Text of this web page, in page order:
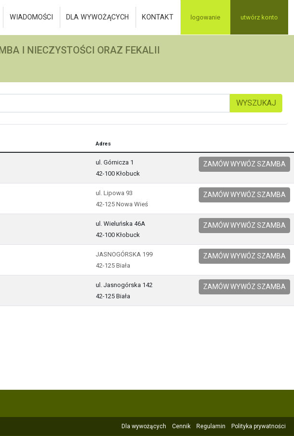
WIADOMOŚCI DLA WYWOŻĄCYCH KONTAKT logowanie utwórz konto
I NIECZYSTOŚCI ORAZ FEKALII
WYSZUKAJ
Adres
ul. Górnicza 1
42-100 Kłobuck
ZAMÓW WYWÓZ SZAMBA
ul. Lipowa 93
42-125 Nowa Wieś
ZAMÓW WYWÓZ SZAMBA
ul. Wieluńska 46A
42-100 Kłobuck
ZAMÓW WYWÓZ SZAMBA
JASNOGÓRSKA 199
42-125 Biała
ZAMÓW WYWÓZ SZAMBA
ul. Jasnogórska 142
42-125 Biała
ZAMÓW WYWÓZ SZAMBA
Dla wywożących Cennik Regulamin Polityka prywatności